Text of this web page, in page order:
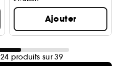
Ajouter
produits sur 39